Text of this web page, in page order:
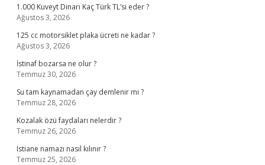
1.000 Kuveyt Dinarı Kaç Türk TL’si eder ?
Ağustos 3, 2026
125 cc motorsiklet plaka ücreti ne kadar ?
Ağustos 3, 2026
İstinaf bozarsa ne olur ?
Temmuz 30, 2026
Su tam kaynamadan çay demlenir mi ?
Temmuz 28, 2026
Kozalak özü faydaları nelerdir ?
Temmuz 26, 2026
Istiane namazı nasıl kılınır ?
Temmuz 25, 2026